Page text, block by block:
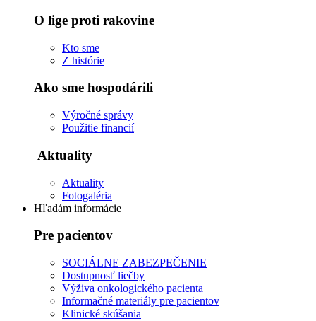
O lige proti rakovine
Kto sme
Z histórie
Ako sme hospodárili
Výročné správy
Použitie financií
Aktuality
Aktuality
Fotogaléria
Hľadám informácie
Pre pacientov
SOCIÁLNE ZABEZPEČENIE
Dostupnosť liečby
Výživa onkologického pacienta
Informačné materiály pre pacientov
Klinické skúšania